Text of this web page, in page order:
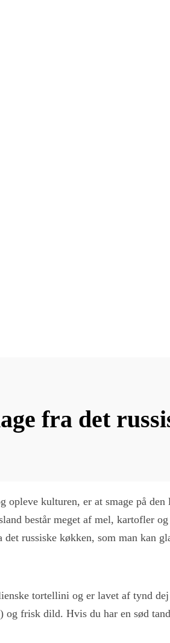
fra det
opleve kulturen, er at smage på
består meget af mel, kartofler
russiske køkken, som man kan
tortellini og er lavet af tynd
og frisk dild. Hvis du har en sød